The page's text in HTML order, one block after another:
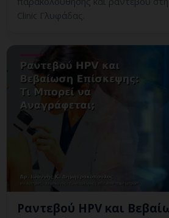
Clinic Γλυφάδας.
Ραντεβού HPV και